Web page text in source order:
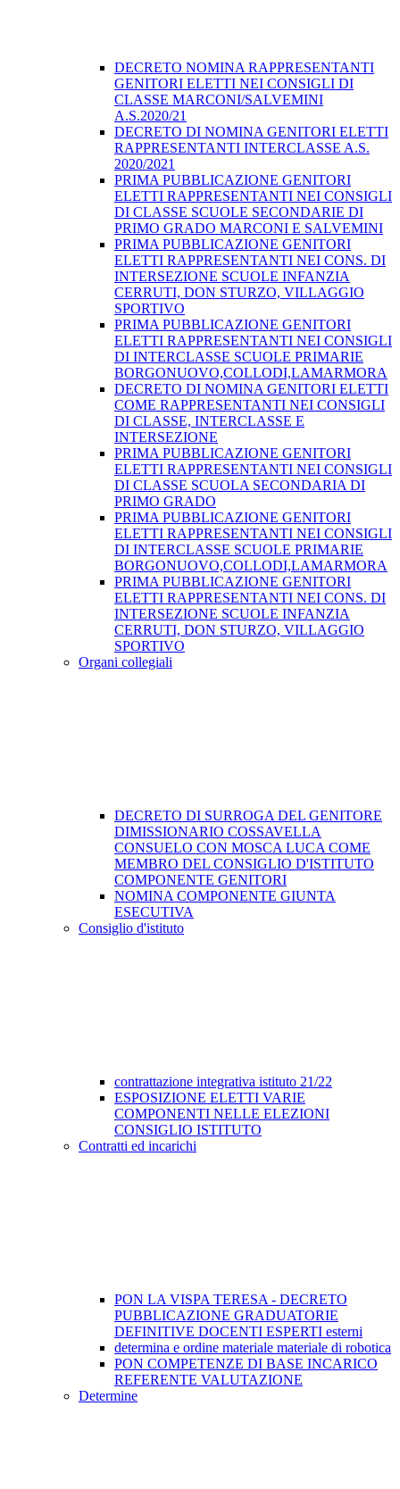
DECRETO NOMINA RAPPRESENTANTI
GENITORI ELETTI NEI CONSIGLI DI
CLASSE MARCONI/SALVEMINI
A.S.2020/21
DECRETO DI NOMINA GENITORI ELETTI
RAPPRESENTANTI INTERCLASSE A.S.
2020/2021
PRIMA PUBBLICAZIONE GENITORI
ELETTI RAPPRESENTANTI NEI CONSIGLI
DI CLASSE SCUOLE SECONDARIE DI
PRIMO GRADO MARCONI E SALVEMINI
PRIMA PUBBLICAZIONE GENITORI
ELETTI RAPPRESENTANTI NEI CONS. DI
INTERSEZIONE SCUOLE INFANZIA
CERRUTI, DON STURZO, VILLAGGIO
SPORTIVO
PRIMA PUBBLICAZIONE GENITORI
ELETTI RAPPRESENTANTI NEI CONSIGLI
DI INTERCLASSE SCUOLE PRIMARIE
BORGONUOVO,COLLODI,LAMARMORA
DECRETO DI NOMINA GENITORI ELETTI
COME RAPPRESENTANTI NEI CONSIGLI
DI CLASSE, INTERCLASSE E
INTERSEZIONE
PRIMA PUBBLICAZIONE GENITORI
ELETTI RAPPRESENTANTI NEI CONSIGLI
DI CLASSE SCUOLA SECONDARIA DI
PRIMO GRADO
PRIMA PUBBLICAZIONE GENITORI
ELETTI RAPPRESENTANTI NEI CONSIGLI
DI INTERCLASSE SCUOLE PRIMARIE
BORGONUOVO,COLLODI,LAMARMORA
PRIMA PUBBLICAZIONE GENITORI
ELETTI RAPPRESENTANTI NEI CONS. DI
INTERSEZIONE SCUOLE INFANZIA
CERRUTI, DON STURZO, VILLAGGIO
SPORTIVO
Organi collegiali
DECRETO DI SURROGA DEL GENITORE
DIMISSIONARIO COSSAVELLA
CONSUELO CON MOSCA LUCA COME
MEMBRO DEL CONSIGLIO D'ISTITUTO
COMPONENTE GENITORI
NOMINA COMPONENTE GIUNTA
ESECUTIVA
Consiglio d'istituto
contrattazione integrativa istituto 21/22
ESPOSIZIONE ELETTI VARIE
COMPONENTI NELLE ELEZIONI
CONSIGLIO ISTITUTO
Contratti ed incarichi
PON LA VISPA TERESA - DECRETO
PUBBLICAZIONE GRADUATORIE
DEFINITIVE DOCENTI ESPERTI esterni
determina e ordine materiale materiale di robotica
PON COMPETENZE DI BASE INCARICO
REFERENTE VALUTAZIONE
Determine